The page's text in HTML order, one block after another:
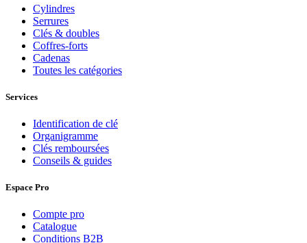
Cylindres
Serrures
Clés & doubles
Coffres-forts
Cadenas
Toutes les catégories
Services
Identification de clé
Organigramme
Clés remboursées
Conseils & guides
Espace Pro
Compte pro
Catalogue
Conditions B2B